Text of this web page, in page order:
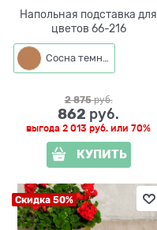
Напольная подставка для
цветов 66-216
Сосна темная
2 875 руб.
862 руб.
выгода 2 013 руб. или 70%
КУПИТЬ
Скидка 50%